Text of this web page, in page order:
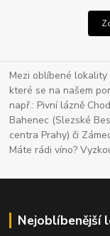
Mezi oblíbené
které se na našem
např.: Pivní lázně
Bahenec (Slezské
centra Prahy) či
Máte rádi víno?
Nejoblíbenější